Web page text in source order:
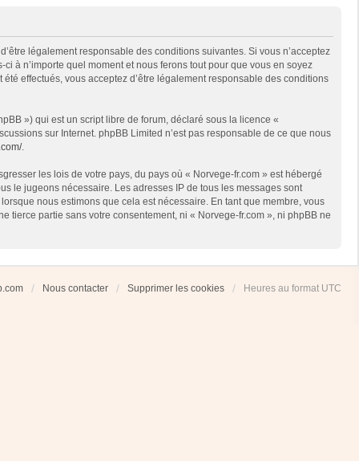
légalement responsable des conditions suivantes. Si vous n’acceptez
à n’importe quel moment et nous ferons tout pour que vous en soyez
effectués, vous acceptez d’être légalement responsable des conditions
») qui est un script libre de forum, déclaré sous la licence «
sur Internet. phpBB Limited n’est pas responsable de ce que nous
.
les lois de votre pays, du pays où « Norvege-fr.com » est hébergé
le jugeons nécessaire. Les adresses IP de tous les messages sont
nous estimons que cela est nécessaire. En tant que membre, vous
tierce partie sans votre consentement, ni « Norvege-fr.com », ni phpBB ne
Nous contacter Supprimer les cookies Heures au format UTC